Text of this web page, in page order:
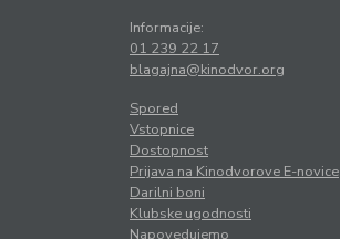
Informacije:
01 239 22 17
blagajna@kinodvor.org
Spored
Vstopnice
Dostopnost
Prijava na Kinodvorove E-novice
Darilni boni
Klubske ugodnosti
Napovedujemo